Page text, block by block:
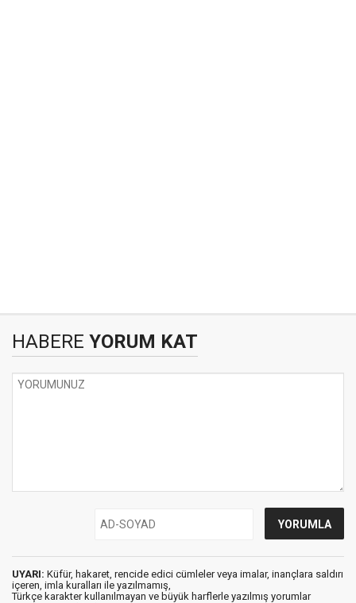
HABERE YORUM KAT
UYARI: Küfür, hakaret, rencide edici cümleler veya imalar, inançlara saldırı
içeren, imla kuralları ile yazılmamış,
Türkçe karakter kullanılmayan ve büyük harflerle yazılmış yorumlar